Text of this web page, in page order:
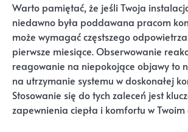
Warto pamiętać, że jeśli Twoja
niedawno była poddawana pracom
może wymagać częstszego
pierwsze miesiące. Obserwowanie
reagowanie na niepokojące objawy to
na utrzymanie systemu w doskonałej
Stosowanie się do tych zaleceń jest
zapewnienia ciepła i komfortu w Twoim